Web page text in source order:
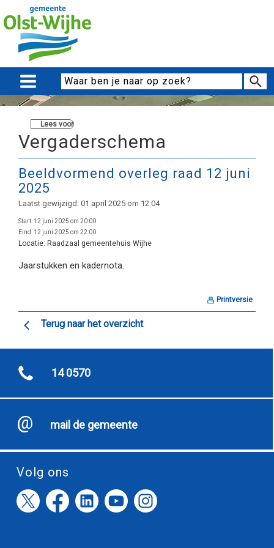
Lees voor
Vergaderschema
Beeldvormend overleg raad 12 juni
2025
Laatst gewijzigd: 01 april 2025 om 12:04
Start: 12 juni 2025 om 20:00
Eind: 12 juni 2025 om 22:00
Locatie: Raadzaal gemeentehuis Wijhe
Jaarstukken en kadernota.
Printversie
Terug naar het overzicht
14 0570
mail de gemeente
Volg ons